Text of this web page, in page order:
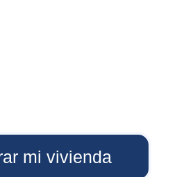
mi vivienda